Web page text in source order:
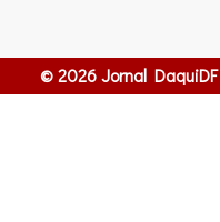
© 2026 Jornal